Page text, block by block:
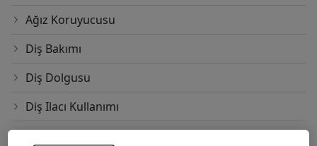
Ağız Koruyucusu
Diş Bakımı
Diş Dolgusu
Diş Ilacı Kullanımı